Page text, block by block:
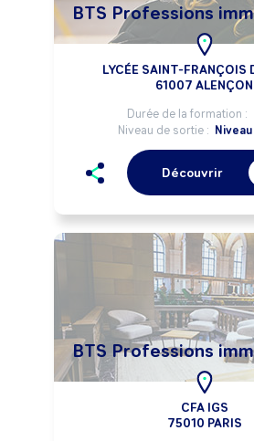
BTS Professions
LYCÉE SAINT-FRANÇOIS
61007 ALENÇON
Durée de la formation :
Niveau de sortie :
Découvrir
BTS Professions
CFA IGS
75010 PARIS